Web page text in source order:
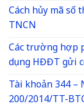
Cách hủy mã số
TNCN
Các trường hợp
dụng HĐĐT gửi
Tài khoản 344
200/2014/TT-